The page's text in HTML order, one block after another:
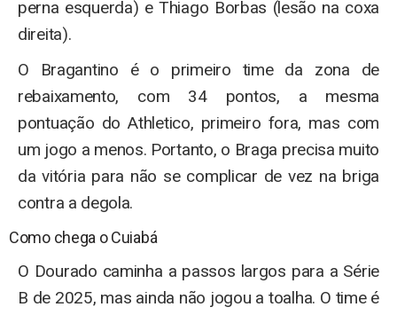
perna esquerda) e Thiago Borbas (lesão na coxa
direita).
O Bragantino é o primeiro time da zona de
rebaixamento, com 34 pontos, a mesma
pontuação do Athletico, primeiro fora, mas com
um jogo a menos. Portanto, o Braga precisa muito
da vitória para não se complicar de vez na briga
contra a degola.
Como chega o Cuiabá
O Dourado caminha a passos largos para a Série
B de 2025, mas ainda não jogou a toalha. O time é